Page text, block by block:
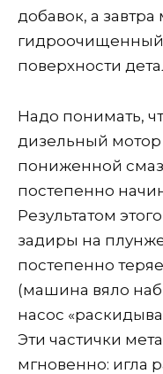
добавок, а завтра
поверхности
Надо понимать,
дизельный мотор
пониженной
постепенно
Результатом
задиры на
постепенно
(машина вяло
насос
Эти частички
мгновенно: игла